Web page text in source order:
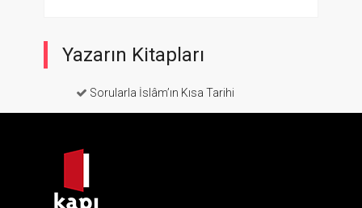
Yazarın Kitapları
Sorularla İslâm’ın Kısa Tarihi